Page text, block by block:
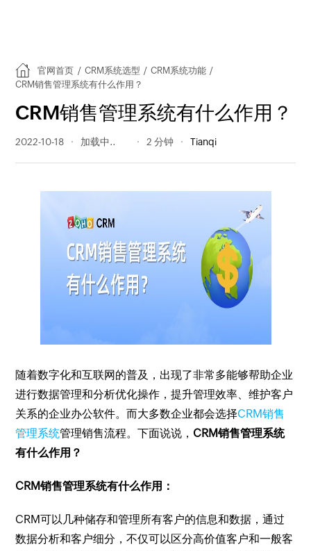
官网首页 / CRM系统选型 / CRM系统功能 /
CRM销售管理系统有什么作用？
CRM销售管理系统有什么作用？
2022-10-18 266 阅读量 2 分钟 Tianqi
随着数字化和互联网的普及，出现了非常多能够帮助企业
进行数据管理和分析优化操作，提升管理效率、维护客户
关系的企业办公软件。而大多数企业都会选择CRM销售
管理系统管理销售流程。下面说说， CRM销售管理系统
有什么作用？
CRM销售管理系统有什么作用：
CRM可以几种储存和管理所有客户的信息和数据，通过
数据分析和客户细分，不仅可以区分高价值客户和一般客